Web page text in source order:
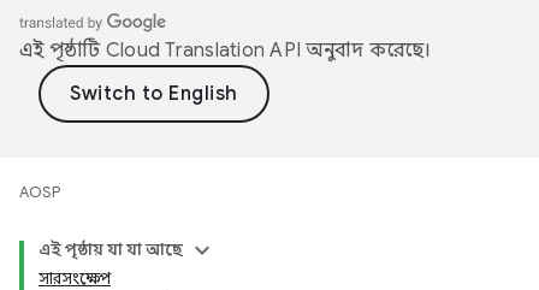
এই পৃষ্ঠাটি Cloud Translation API অনুবাদ করেছে।
AOSP
এই পৃষ্ঠায় যা যা আছে
সারসংক্ষেপ